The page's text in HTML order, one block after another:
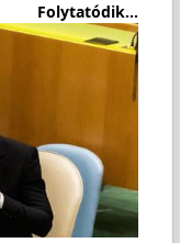
Folytatódik...